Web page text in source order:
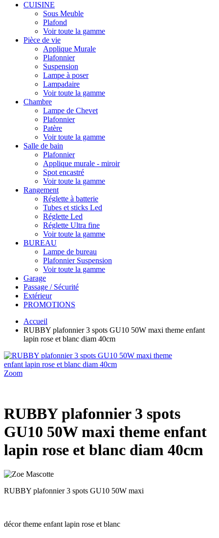
CUISINE
Sous Meuble
Plafond
Voir toute la gamme
Pièce de vie
Applique Murale
Plafonnier
Suspension
Lampe à poser
Lampadaire
Voir toute la gamme
Chambre
Lampe de Chevet
Plafonnier
Patère
Voir toute la gamme
Salle de bain
Plafonnier
Applique murale - miroir
Spot encastré
Voir toute la gamme
Rangement
Réglette à batterie
Tubes et sticks Led
Réglette Led
Réglette Ultra fine
Voir toute la gamme
BUREAU
Lampe de bureau
Plafonnier Suspension
Voir toute la gamme
Garage
Passage / Sécurité
Extérieur
PROMOTIONS
Accueil
RUBBY plafonnier 3 spots GU10 50W maxi theme enfant
lapin rose et blanc diam 40cm
Zoom
RUBBY plafonnier 3 spots
GU10 50W maxi theme enfant
lapin rose et blanc diam 40cm
RUBBY plafonnier 3 spots GU10 50W maxi
décor theme enfant lapin rose et blanc